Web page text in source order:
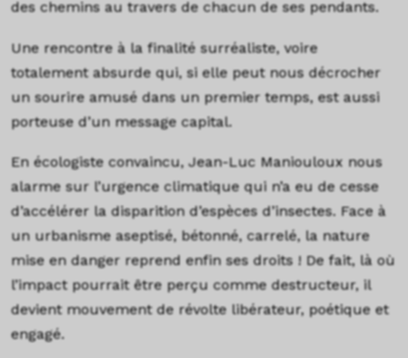
des chemins au travers de chacun de ses pendants.
Une rencontre à la finalité surréaliste, voire
totalement absurde qui, si elle peut nous décrocher
un sourire amusé dans un premier temps, est aussi
porteuse d’un message capital.
En écologiste convaincu, Jean-Luc Maniouloux nous
alarme sur l’urgence climatique qui n’a eu de cesse
d’accélérer la disparition d’espèces d’insectes. Face à
un urbanisme aseptisé, bétonné, carrelé, la nature
mise en danger reprend enfin ses droits ! De fait, là où
l’impact pourrait être perçu comme destructeur, il
devient mouvement de révolte libérateur, poétique et
engagé.